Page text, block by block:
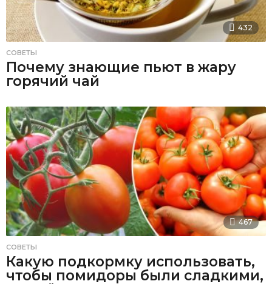
432
СОВЕТЫ
Почему знающие пьют в жару
горячий чай
467
СОВЕТЫ
Какую подкормку использовать,
чтобы помидоры были сладкими,